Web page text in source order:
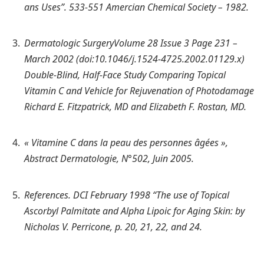
ans Uses”. 533-551 Amercian Chemical Society – 1982.
Dermatologic SurgeryVolume 28 Issue 3 Page 231 –
March 2002 (doi:10.1046/j.1524-4725.2002.01129.x)
Double-Blind, Half-Face Study Comparing Topical
Vitamin C and Vehicle for Rejuvenation of Photodamage
Richard E. Fitzpatrick, MD and Elizabeth F. Rostan, MD.
« Vitamine C dans la peau des personnes âgées »,
Abstract Dermatologie, N°502, Juin 2005.
References. DCI February 1998 “The use of Topical
Ascorbyl Palmitate and Alpha Lipoic for Aging Skin: by
Nicholas V. Perricone, p. 20, 21, 22, and 24.